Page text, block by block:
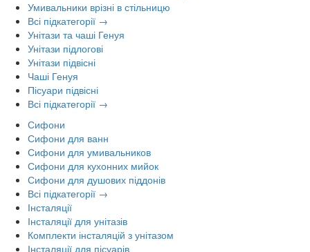
Умивальники врізні в стільницю
Всі підкатегорії →
Унітази та чаші Генуя
Унітази підлогові
Унітази підвісні
Чаші Генуя
Пісуари підвісні
Всі підкатегорії →
Сифони
Сифони для ванн
Сифони для умивальников
Сифони для кухонних мийок
Сифони для душових піддонів
Всі підкатегорії →
Інсталяції
Інсталяції для унітазів
Комплекти інсталяцій з унітазом
Інсталяції для пісуарів